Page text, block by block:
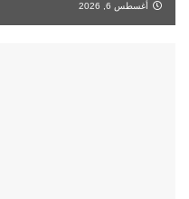
أغسطس 6, 2026